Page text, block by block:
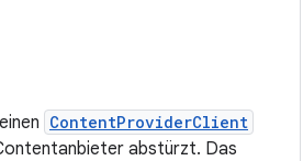
ContentProviderClient
abstürzt. Das